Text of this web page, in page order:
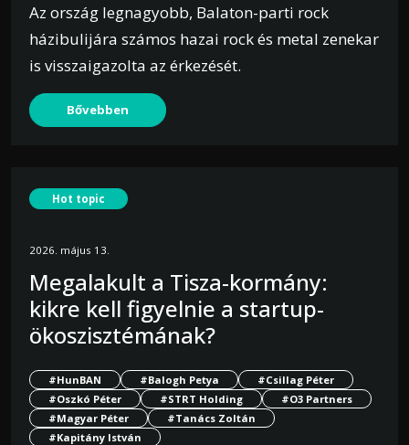
Az ország legnagyobb, Balaton-parti rock
házibulijára számos hazai rock és metal zenekar
is visszaigazolta az érkezését.
Bővebben
Hot topic
2026. május 13.
Megalakult a Tisza-kormány:
kikre kell figyelnie a startup-
ökoszisztémának?
#HunBAN #Balogh Petya
#Csillag Péter
#Oszkó Péter
#STRT Holding
#O3 Partners
#Magyar Péter
#Tanács Zoltán
#Kapitány István